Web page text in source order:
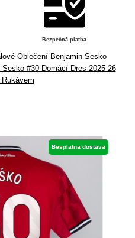
Bezpečná platba
Oblečení Benjamin Sesko
#30 Domácí Dres 2025-26
Besplatna dostava